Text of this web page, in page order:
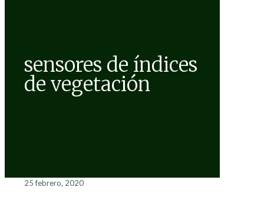
sensores de índices
de vegetación
25 febrero, 2020